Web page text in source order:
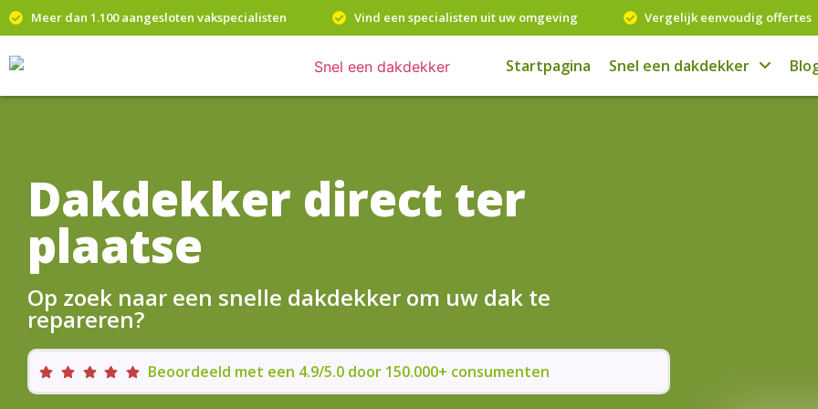
Meer dan 1.100 aangesloten vakspecialisten Vind een specialisten uit uw omgeving Vergelijk eenvoudig offertes
Startpagina Snel een dakdekker
Dakdekker direct ter
plaatse
Op zoek naar een snelle dakdekker om uw dak te
repareren?
Beoordeeld met een 4.9/5.0 door 150.000+ consumenten